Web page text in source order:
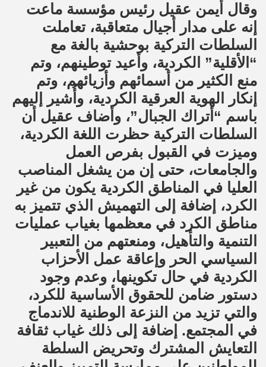
وقال أيمن عقيل رئيس مؤسسة ماعت
إنه على مدار أجيال متعاقبة، تعاملت
السلطات التركية بوحشية بالغة مع
“الأقلية” الكردية، وأعيد توطينهم، وتم
منع الكثير من أسمائهم وأزيائهم، وتم
إنكار الهوية العرقية الكردية، وأُشير إليهم
باسم “أتراك الجبال”، وأضاف عقيل أن
السلطات التركية حظرت اللغة الكردية،
وميزت في القبول بفرص العمل
والجامعات، حتى إن من يشغل المناصب
العليا في المناطق الكردية يكون من غير
الكرد، إضافة إلى التهميش الذي تتميز به
مناطق الكرد في معظمها بغياب عمليات
التنمية والتأهيل، ومنعتهم من التعبير
السياسي الحر وإعاقة عمل الأحزاب
الكردية في حال تكوينها، وعدم وجود
دستور ضامن للحقوق الأساسية للكرد،
والتي تزيد من النزعة الوطنية للاندماج
في المجتمع. إضافة إلى ذلك غياب ثقافة
التعايش المشترك وتحريض السلطة